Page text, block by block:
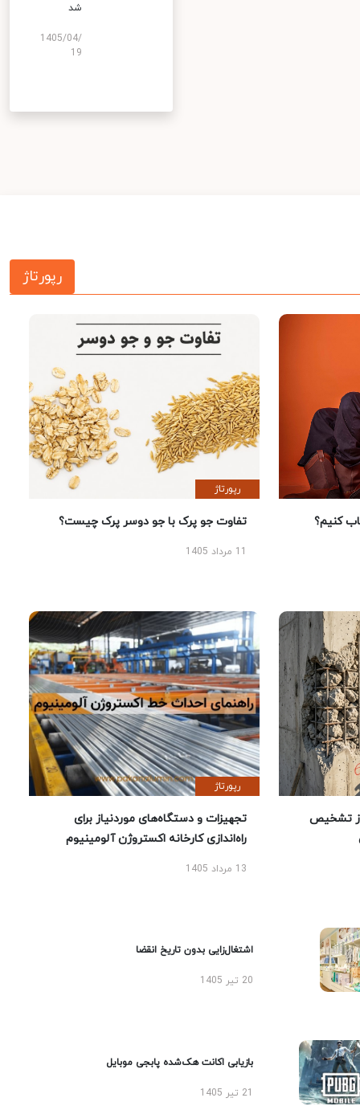
شد
1405/04/
19
رپورتاژ
کنیم؟
رپورتاژ
تفاوت جو پرک با جو دوسر پرک چیست؟
تشخیص
رپورتاژ
تجهیزات و دستگاه‌های موردنیاز برای
راه‌اندازی کارخانه اکستروژن آلومینیوم
13 مرداد 1405
اشتغال‌زایی بدون تاریخ انقضا
20 تیر 1405
بازیابی اکانت هک‌شده پابجی موبایل